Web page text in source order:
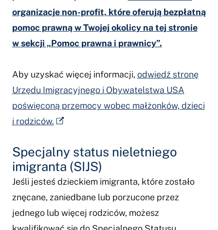
organizacje non-profit, które oferują bezpłatną
pomoc prawną w Twojej okolicy na tej stronie
w sekcji „Pomoc prawna i prawnicy”.
Aby uzyskać więcej informacji, odwiedź stronę
Urzędu Imigracyjnego i Obywatelstwa USA
poświęconą przemocy wobec małżonków, dzieci
i rodziców.
Specjalny status nieletniego
imigranta (SIJS)
Jeśli jesteś dzieckiem imigranta, które zostało
znęcane, zaniedbane lub porzucone przez
jednego lub więcej rodziców, możesz